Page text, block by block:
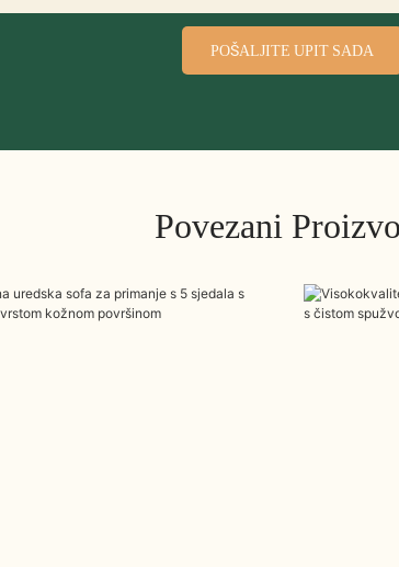
POŠALJITE UPIT SADA
Povezani